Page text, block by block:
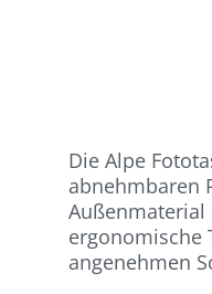
Die Alpe
abnehmbaren
Außenmaterial
ergonomische
angenehmen